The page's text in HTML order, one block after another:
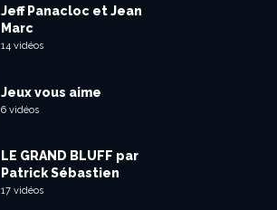
Jeff Panacloc et Jean
Marc
14 vidéos
Jeux vous aime
6 vidéos
LE GRAND BLUFF par
Patrick Sébastien
17 vidéos